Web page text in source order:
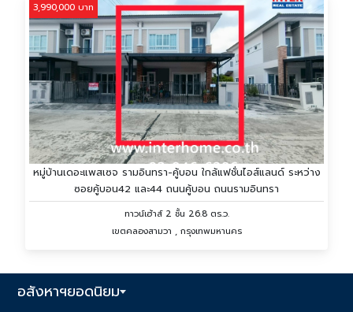
3,990,000 บาท
หมู่บ้านเดอะแพสเซจ รามอินทรา-คู้บอน ใกล้แฟชั่นไอส์แลนด์ ระหว่าง
ซอยคู้บอน42 และ44 ถนนคู้บอน ถนนรามอินทรา
ทาวน์เฮ้าส์ 2 ชั้น 26.8 ตร.ว.
เขตคลองสามวา , กรุงเทพมหานคร
อสังหาฯยอดนิยม